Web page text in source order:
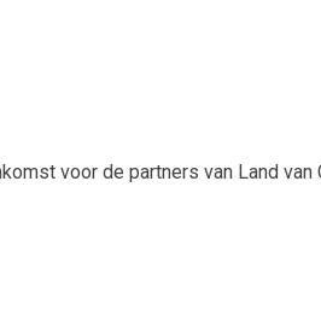
voor de partners van Land van